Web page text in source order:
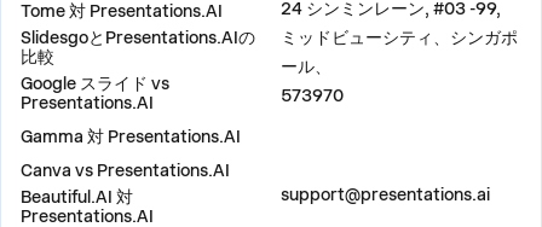
Tome 対 Presentations.AI
SlidesgoとPresentations.AIの
比較
Google スライド vs
Presentations.AI
Gamma 対 Presentations.AI
Canva vs Presentations.AI
Beautiful.AI 対
Presentations.AI
24 シンミンレーン, #03 -99,
ミッドビューシティ、シンガポ
ール、
573970
support@presentations.ai